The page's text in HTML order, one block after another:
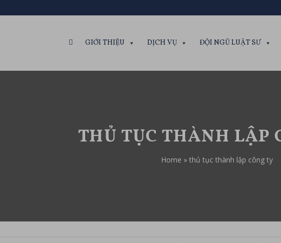
GIỚI THIỆU DỊCH VỤ ĐỘI NGŨ LUẬT SƯ
THỦ TỤC THÀNH LẬP
Home » thủ tục thành lập công ty